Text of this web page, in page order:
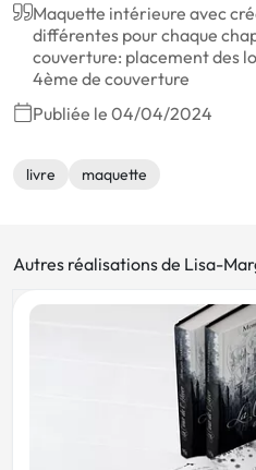
Maquette intérieure avec
différentes pour chaque
couverture: placement des
4ème de couverture
Publiée le 04/04/2024
livre maquette
Autres réalisations de Lisa-